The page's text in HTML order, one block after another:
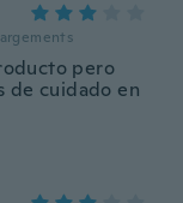
pero
de cuidado en